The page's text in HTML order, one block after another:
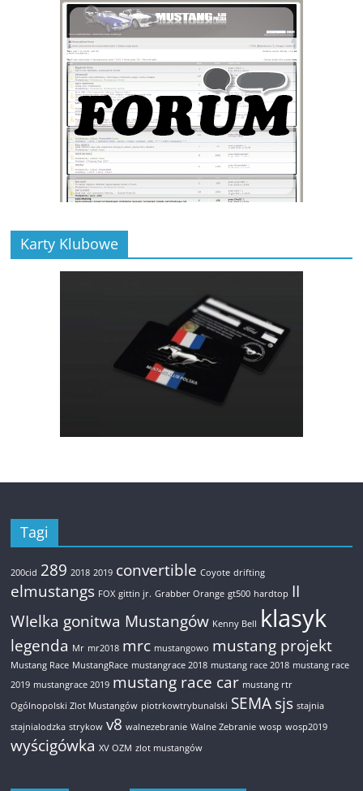
Karty Klubowe
Tagi
200cid 289 2018 2019 convertible Coyote drifting
elmustangs FOX gittin jr. Grabber Orange gt500 hardtop II
WIelka gonitwa Mustangów Kenny Bell klasyk
legenda Mr mr2018 mrc mustangowo mustang projekt
Mustang Race MustangRace mustangrace 2018 mustang race 2018 mustang race
2019 mustangrace 2019 mustang race car mustang rtr
Ogólnopolski Zlot Mustangów piotrkowtrybunalski SEMAsjs stajnia
stajnialodzka strykow v8 walnezebranie Walne Zebranie wosp wosp2019
wyścigówka XV OZM zlot mustangów